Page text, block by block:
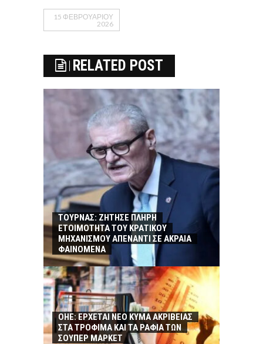
15 ΦΕΒΡΟΥΑΡΊΟΥ
2026
RELATED POST
ΤΟΥΡΝΑΣ: ΖΗΤΗΣΕ ΠΛΗΡΗ
ΕΤΟΙΜΟΤΗΤΑ ΤΟΥ ΚΡΑΤΙΚΟΥ
ΜΗΧΑΝΙΣΜΟΥ ΑΠΕΝΑΝΤΙ ΣΕ ΑΚΡΑΙΑ
ΦΑΙΝΟΜΕΝΑ
ΟΗΕ: ΕΡΧΕΤΑΙ ΝΕΟ ΚΥΜΑ ΑΚΡΙΒΕΙΑΣ
ΣΤΑ ΤΡΟΦΙΜΑ ΚΑΙ ΤΑ ΡΑΦΙΑ ΤΩΝ
ΣΟΥΠΕΡ ΜΑΡΚΕΤ